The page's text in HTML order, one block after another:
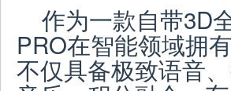
作为一款自带3D
PRO在智能领域拥
不仅具备极致语音